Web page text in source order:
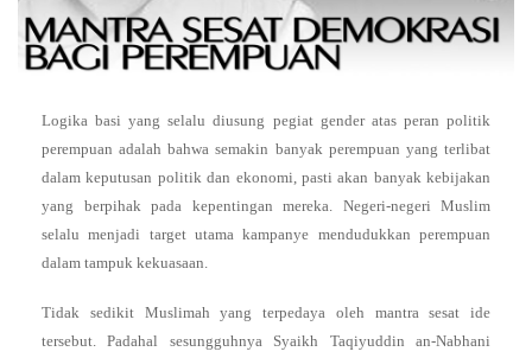
Logika basi yang selalu diusung pegiat gender atas peran politik
perempuan adalah bahwa semakin banyak perempuan yang terlibat
dalam keputusan politik dan ekonomi, pasti akan banyak kebijakan
yang berpihak pada kepentingan mereka. Negeri-negeri Muslim
selalu menjadi target utama kampanye mendudukkan perempuan
dalam tampuk kekuasaan.
Tidak sedikit Muslimah yang terpedaya oleh mantra sesat ide
tersebut. Padahal sesungguhnya Syaikh Taqiyuddin an-Nabhani